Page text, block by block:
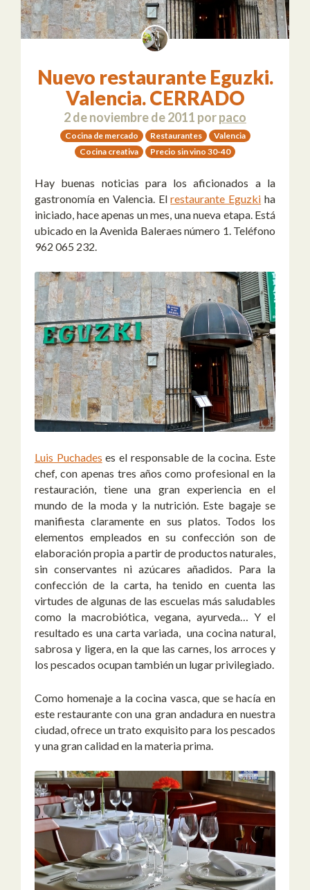
Nuevo restaurante Eguzki.
Valencia. CERRADO
2 de noviembre de 2011 porpaco
Cocina de mercado Restaurantes
Valencia
Cocina creativa
Precio sin vino 30-40
Hay buenas noticias para los aficionados a la
gastronomía en Valencia. Elrestaurante Eguzki ha
iniciado, hace apenas un mes, una nueva etapa. Está
ubicado en la Avenida Baleraes número 1. Teléfono
962 065 232.
Luis Puchades es el responsable de la cocina. Este
chef, con apenas tres años como profesional en la
restauración, tiene una gran experiencia en el
mundo de la moda y la nutrición. Este bagaje se
manifiesta claramente en sus platos. Todos los
elementos empleados en su confección son de
elaboración propia a partir de productos naturales,
sin conservantes ni azúcares añadidos. Para la
confección de la carta, ha tenido en cuenta las
virtudes de algunas de las escuelas más saludables
como la macrobiótica, vegana, ayurveda… Y el
resultado es una carta variada, una cocina natural,
sabrosa y ligera, en la que las carnes, los arroces y
los pescados ocupan también un lugar privilegiado.
Como homenaje a la cocina vasca, que se hacía en
este restaurante con una gran andadura en nuestra
ciudad, ofrece un trato exquisito para los pescados
y una gran calidad en la materia prima.